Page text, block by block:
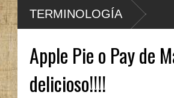
TERMINOLOGÍA
Apple Pie o Pay de
delicioso!!!!